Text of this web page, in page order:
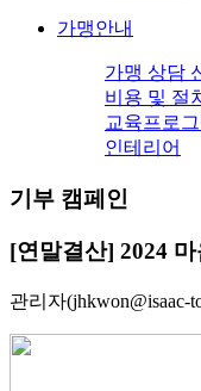
가맹안내
가맹 상담
비용 및 절
교육프로
인테리어
기부 캠페인
[연말결산] 2024
관리자(jhkwon@isaac-